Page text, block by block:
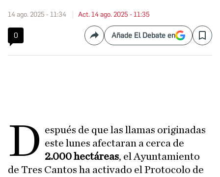
14 ago. 2025 - 11:34 Act. 14 ago. 2025 - 11:35
0 CompartirAñade El Debate en Save
D espués de que las llamas originadas
este lunes afectaran a cerca de
2.000 hectáreas, el Ayuntamiento
de Tres Cantos ha activado el Protocolo de